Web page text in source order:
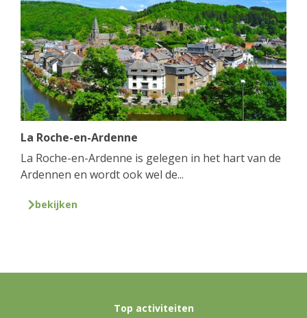
La Roche-en-Ardenne
La Roche-en-Ardenne is gelegen in het hart van de
Ardennen en wordt ook wel de...
bekijken
Top activiteiten